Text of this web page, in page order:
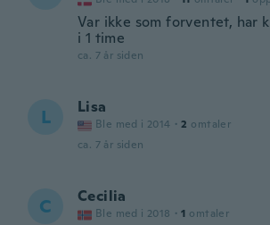
Var ikke som forventet, har
i 1 time
ca. 7 år siden
L Lisa
Ble med i 2014 · 2 omtaler
ca. 7 år siden
C Cecilia
Ble med i 2018 · 1 omtaler